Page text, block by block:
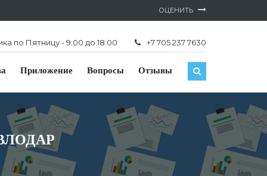
ОЦЕНИТЬ
по Пятницу - 9:00 до 18:00 +7 705 237 7630
Приложение Вопросы Отзывы